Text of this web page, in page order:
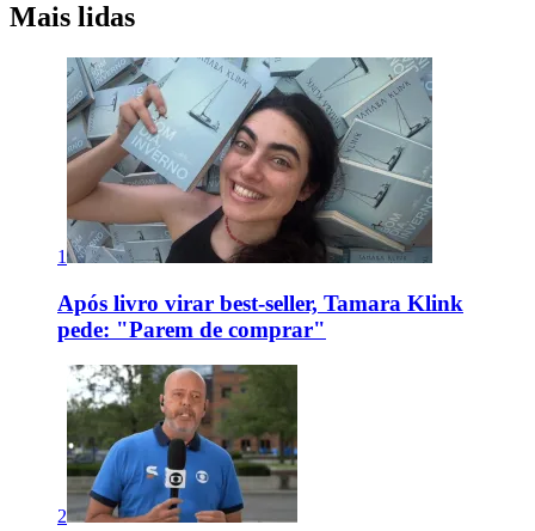
Mais lidas
1
Após livro virar best-seller, Tamara Klink
pede: "Parem de comprar"
2